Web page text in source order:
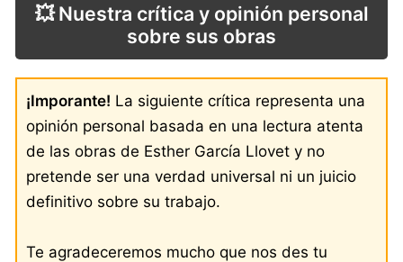
💥 Nuestra crítica y opinión personal
sobre sus obras
¡Imporante! La siguiente crítica representa una
opinión personal basada en una lectura atenta
de las obras de Esther García Llovet y no
pretende ser una verdad universal ni un juicio
definitivo sobre su trabajo.
Te agradeceremos mucho que nos des tu